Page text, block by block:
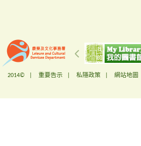
2014© | 重要告示 私隱政策 網站地圖